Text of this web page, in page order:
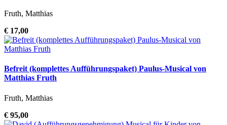
Fruth, Matthias
€ 17,00
Befreit (komplettes Aufführungspaket) Paulus-Musical von
Matthias Fruth
Fruth, Matthias
€ 95,00